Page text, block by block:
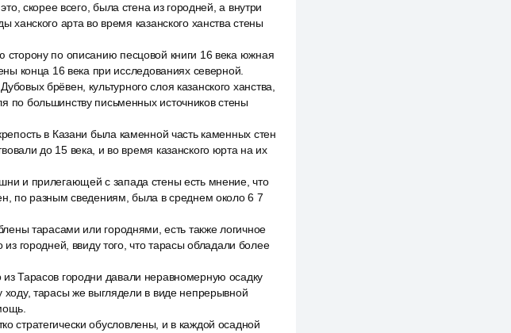
скорее всего, была стена из городней, а внутри
ханского арта во время казанского ханства стены
по описанию песцовой книги 16 века южная
конца 16 века при исследованиях северной.
брёвен, культурного слоя казанского ханства,
по большинству письменных источников стены
в Казани была каменной часть каменных стен
до 15 века, и во время казанского юрта на их
и прилегающей с запада стены есть мнение, что
по разным сведениям, была в среднем около 6 7
тарасами или городнями, есть также логичное
городней, ввиду того, что тарасы обладали более
Тарасов городни давали неравномерную осадку
тарасы же выглядели в виде непрерывной
стратегически обусловлены, и в каждой осадной